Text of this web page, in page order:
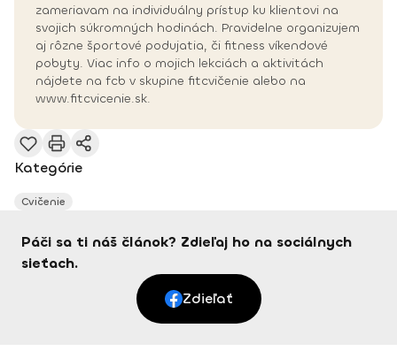
zameriavam na individuálny prístup ku klientovi na
svojich súkromných hodinách. Pravidelne organizujem
aj rôzne športové podujatia, či fitness víkendové
pobyty. Viac info o mojich lekciách a aktivitách
nájdete na fcb v skupine fitcvičenie alebo na
www.fitcvicenie.sk.
Kategórie
Cvičenie
Páči sa ti náš článok? Zdieľaj ho na sociálnych
sieťach.
Zdieľať